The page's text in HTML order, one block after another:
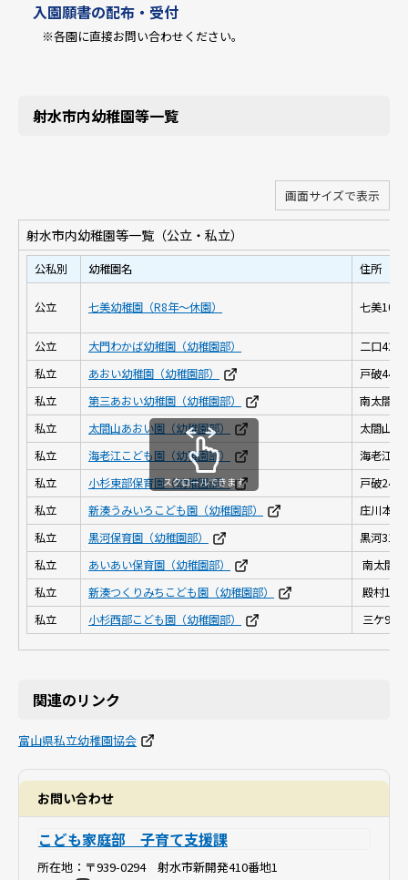
入園願書の配布・受付
※各園に直接お問い合わせください。
射水市内幼稚園等一覧
画面サイズで表示
射水市内幼稚園等一覧（公立・私立）
公私別 幼稚園名 住所
公立 七美幼稚園（R8年～休園） 七美
公立 大門わかば幼稚園（幼稚園部）
二口427
私立
あおい幼稚園（幼稚園部）
戸破
私立
第三あおい幼稚園（幼稚園部）
南太閤山
私立
太閤山あおい園（幼稚園部）
太閤山8
私立
海老江こども園（幼稚園部）
海老江
私立
小杉東部保育園（幼稚園部）
戸破
私立
新湊うみいろこども園（幼稚園部）
庄川本町
私立
黒河保育園（幼稚園部）
黒河
私立
あいあい保育園（幼稚園部）
南太閤
私立
新湊つくりみちこども園（幼稚園部）
殿村115
私立
小杉西部こども園（幼稚園部） 三ケ933
スクロールできます
関連のリンク
富山県私立幼稚園協会
お問い合わせ
こども家庭部 子育て支援課
所在地： 〒939-0294 射水市新開発410番地1